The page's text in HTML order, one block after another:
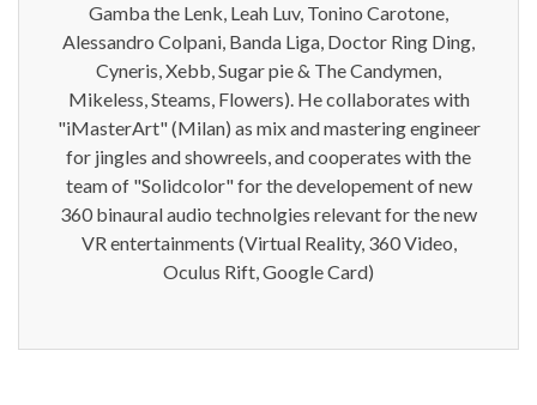
Gamba the Lenk, Leah Luv, Tonino Carotone,
Alessandro Colpani, Banda Liga, Doctor Ring Ding,
Cyneris, Xebb, Sugar pie & The Candymen,
Mikeless, Steams, Flowers). He collaborates with
"iMasterArt" (Milan) as mix and mastering engineer
for jingles and showreels, and cooperates with the
team of "Solidcolor" for the developement of new
360 binaural audio technolgies relevant for the new
VR entertainments (Virtual Reality, 360 Video,
Oculus Rift, Google Card)